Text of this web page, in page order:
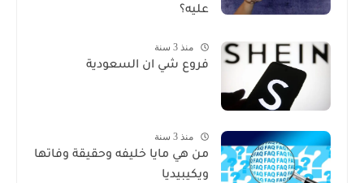
عليه؟
منذ 3 سنة
فروع شي ان السعودية
منذ 3 سنة
من هي مايا خليفه وحقيقة وفاتها
ويكيبيديا